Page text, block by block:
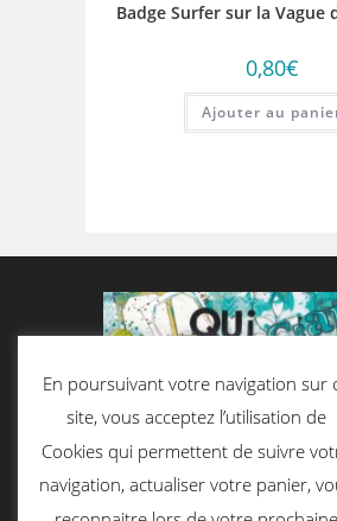
Badge Surfer sur la Vague
0,80€
Ajouter au
En poursuivant votre navigation sur
site, vous acceptez l’utilisation de
Cookies qui permettent de suivre
navigation, actualiser votre panier,